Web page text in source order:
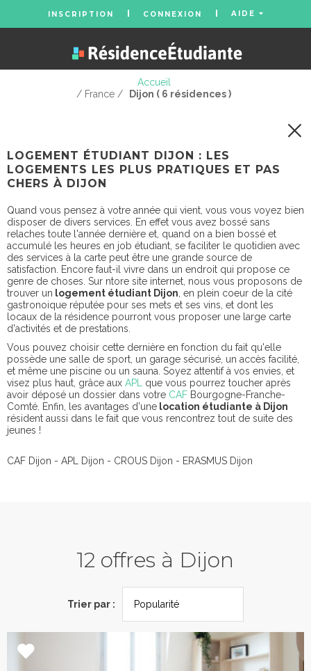
INSCRIPTION CONNEXION AIDE
Accueil
/ France /
Dijon ( 6 résidences )
LOGEMENT ÉTUDIANT DIJON : LES
LOGEMENTS LES PLUS PRATIQUES ET PAS
CHERS À DIJON
Quand vous pensez à votre année qui vient, vous vous voyez bien
disposer de divers services. En effet vous avez bossé sans
relaches toute l'année dernière et, quand on a bien bossé et
accumulé les heures en job étudiant, se faciliter le quotidien avec
des services à la carte peut être une grande source de
satisfaction. Encore faut-il vivre dans un endroit qui propose ce
genre de choses. Sur ntore site internet, nous vous proposons de
trouver un logement étudiant Dijon , en plein coeur de la cité
gastronoique réputée pour ses mets et ses vins, et dont les
locaux de la résidence pourront vous proposer une large carte
d'activités et de prestations.
Vous pouvez choisir cette dernière en fonction du fait qu'elle
possède une salle de sport, un garage sécurisé, un accès facilité,
et même une piscine ou un sauna. Soyez attentif à vos envies, et
visez plus haut, grâce aux APL
que vous pourrez toucher après
avoir déposé un dossier dans votre CAF Bourgogne-Franche-
Comté. Enfin, les avantages d'une location étudiante à Dijon
résident aussi dans le fait que vous rencontrez tout de suite des
jeunes !
CAF Dijon - APL Dijon - CROUS Dijon - ERASMUS Dijon
12 offres à Dijon
Trier par :